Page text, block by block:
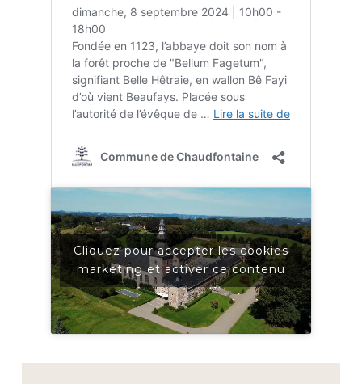
Cliquez pour accepter les cookies
marketing et activer ce contenu